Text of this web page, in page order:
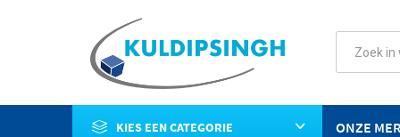
KIES EEN CATEGORIE ONZE